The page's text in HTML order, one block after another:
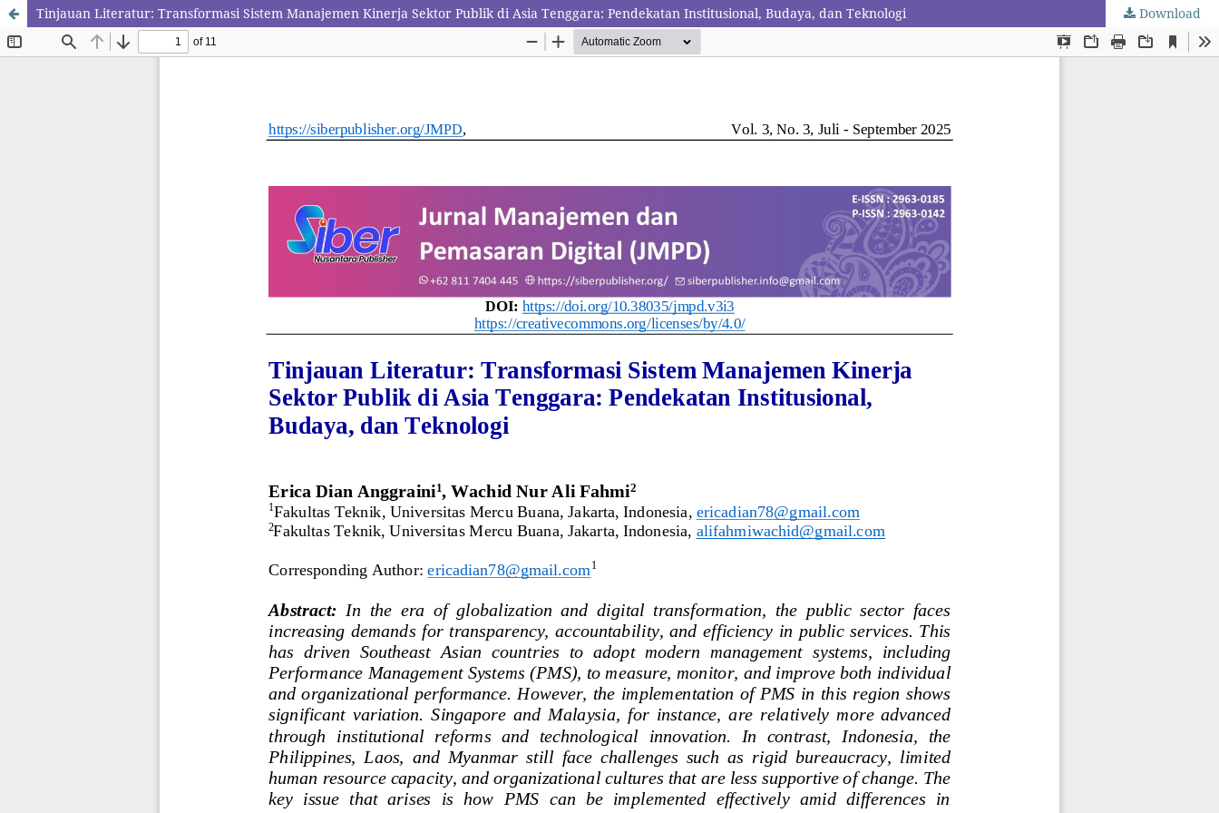
Tinjauan Literatur: Transformasi Sistem Manajemen Kinerja Sektor Publik di Asia Tenggara: Pendekatan Institusional, Budaya, dan Teknologi Download